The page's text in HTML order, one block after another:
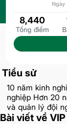
8,440
Tổng điểm
Tiểu sử
10 năm kinh
nghiệp Hơn 20
và quản lý đội
Bài viết về VIP